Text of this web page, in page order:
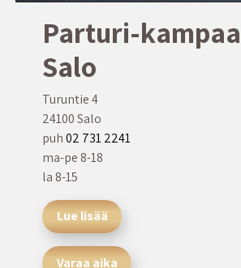
Parturi-
Salo
Turuntie 4
24100 Salo
puh02 731 2241
ma-pe 8-18
la 8-15
Lue lisää
Varaa aika